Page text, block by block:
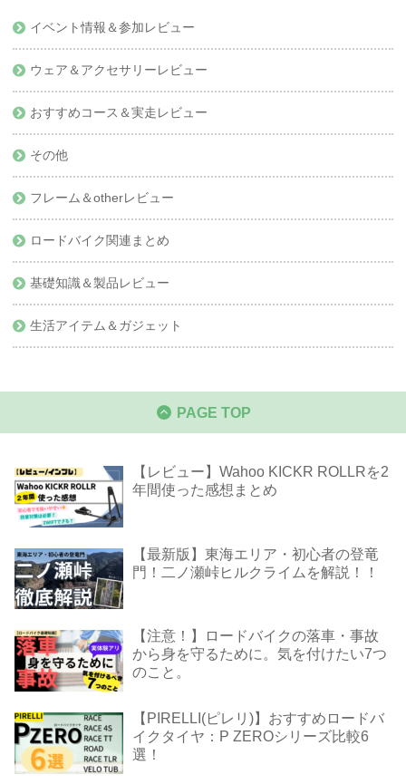
イベント情報＆参加レビュー
ウェア＆アクセサリーレビュー
おすすめコース＆実走レビュー
その他
フレーム＆otherレビュー
ロードバイク関連まとめ
基礎知識＆製品レビュー
生活アイテム＆ガジェット
PAGE TOP
【レビュー】Wahoo KICKR ROLLRを2
年間使った感想まとめ
【最新版】東海エリア・初心者の登竜
門！二ノ瀬峠ヒルクライムを解説！！
【注意！】ロードバイクの落車・事故
から身を守るために。気を付けたい7つ
のこと。
【PIRELLI(ピレリ)】おすすめロードバ
イクタイヤ：P ZEROシリーズ比較6
選！